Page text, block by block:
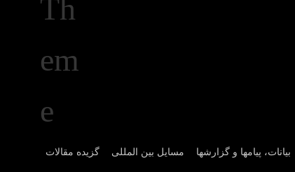
گزیده مقالات مسایل بین المللی بیانات، پیامها و گزارشها